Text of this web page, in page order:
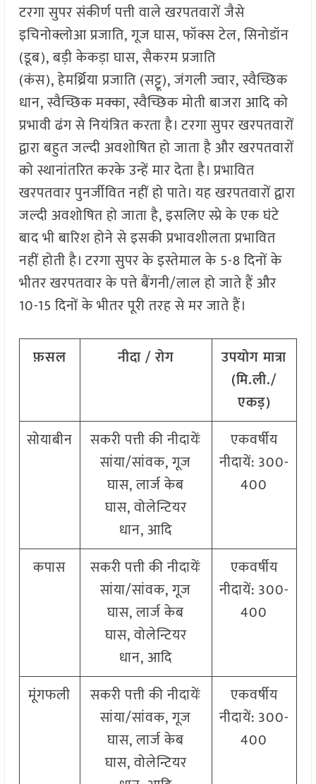
टरगा सुपर संकीर्ण पत्ती वाले खरपतवारों जैसे
इचिनोक्लोआ प्रजाति, गूज घास, फॉक्स टेल, सिनोडॉन
(डूब), बड़ी केकड़ा घास, सैकरम प्रजाति
(कंस), हेमर्थ्रिया प्रजाति (सट्टू), जंगली ज्वार, स्वैच्छिक
धान, स्वैच्छिक मक्का, स्वैच्छिक मोती बाजरा आदि को
प्रभावी ढंग से नियंत्रित करता है। टरगा सुपर खरपतवारों
द्वारा बहुत जल्दी अवशोषित हो जाता है और खरपतवारों
को स्थानांतरित करके उन्हें मार देता है। प्रभावित
खरपतवार पुनर्जीवित नहीं हो पाते। यह खरपतवारों द्वारा
जल्दी अवशोषित हो जाता है, इसलिए स्प्रे के एक घंटे
बाद भी बारिश होने से इसकी प्रभावशीलता प्रभावित
नहीं होती है। टरगा सुपर के इस्तेमाल के 5-8 दिनों के
भीतर खरपतवार के पत्ते बैंगनी/लाल हो जाते हैं और
10-15 दिनों के भीतर पूरी तरह से मर जाते हैं।
फ़सल नीदा / रोग
उपयोग मात्रा
(मि.ली./
एकड़)
सोयाबीन
सकरी पत्ती की नीदायेंः
सांया/सांवक, गूज
घास, लार्ज केब
घास, वोलेन्टियर
धान, आदि
एकवर्षीय
नीदायें: 300-
400
कपास
सकरी पत्ती की नीदायेंः
सांया/सांवक, गूज
घास, लार्ज केब
घास, वोलेन्टियर
धान, आदि
एकवर्षीय
नीदायें: 300-
400
मूंगफली
सकरी पत्ती की नीदायेंः
सांया/सांवक, गूज
घास, लार्ज केब
घास, वोलेन्टियर
एकवर्षीय
नीदायें: 300-
400